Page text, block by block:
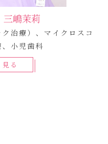
嶋茉莉
治療）、マイクロスコ
小児歯科
る